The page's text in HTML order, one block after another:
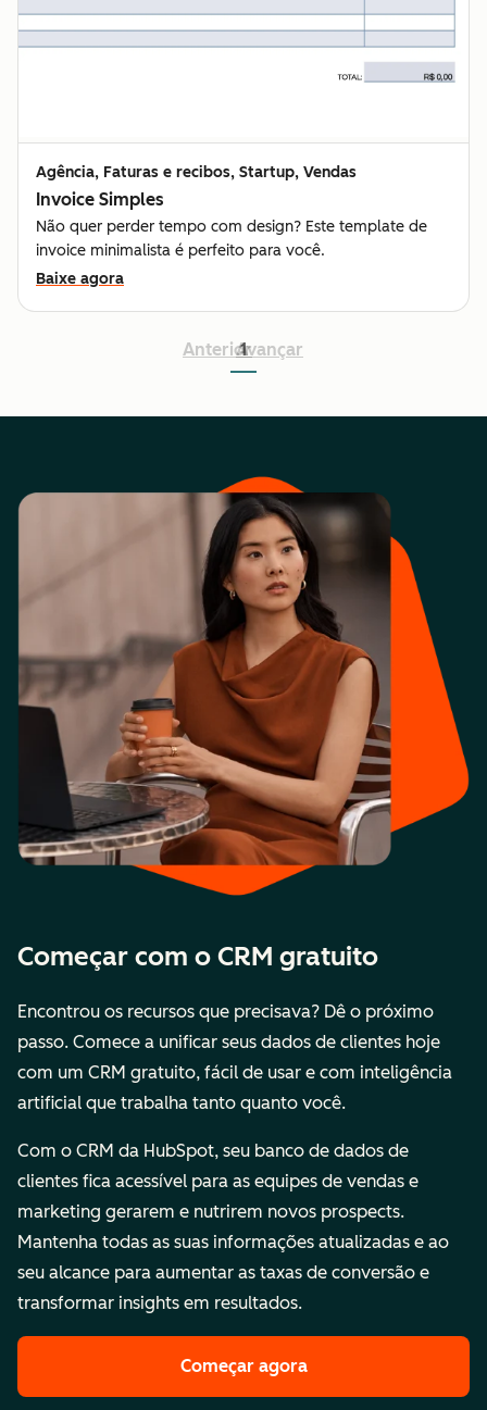
Agência, Faturas e recibos, Startup, Vendas
Invoice Simples
Não quer perder tempo com design? Este template de
invoice minimalista é perfeito para você.
Baixe agora
Anterior
1
Avançar
Começar com o CRM gratuito
Encontrou os recursos que precisava? Dê o próximo
passo. Comece a unificar seus dados de clientes hoje
com um CRM gratuito, fácil de usar e com inteligência
artificial que trabalha tanto quanto você.
Com o CRM da HubSpot, seu banco de dados de
clientes fica acessível para as equipes de vendas e
marketing gerarem e nutrirem novos prospects.
Mantenha todas as suas informações atualizadas e ao
seu alcance para aumentar as taxas de conversão e
transformar insights em resultados.
Começar agora